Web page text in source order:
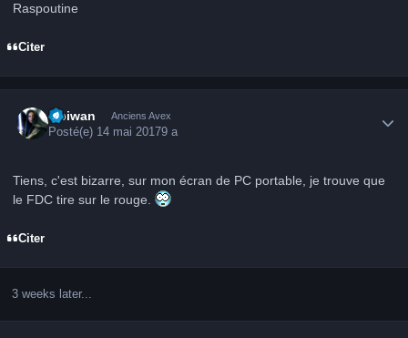
Raspoutine
Citer
Obiwan Anciens Avex
Posté(e) 14 mai 20179 a
Tiens, c'est bizarre, sur mon écran de PC portable, je trouve que
le FDC tire sur le rouge.
Citer
3 weeks later...